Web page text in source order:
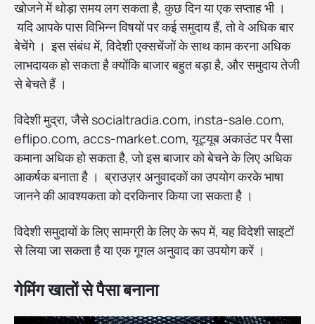
खोजने में थोड़ा समय लग सकता है, कुछ दिन या एक सप्ताह भी ।
यदि आपके पास विभिन्न विषयों पर कई समुदाय हैं, तो वे अधिक बार
बेचेंगे । इस संबंध में, विदेशी एक्सचेंजों के साथ काम करना अधिक
लाभदायक हो सकता है क्योंकि बाजार बहुत बड़ा है, और समुदाय तेजी
से बेचते हैं ।
विदेशी मुद्रा, जैसे socialtradia.com, insta-sale.com,
eflipo.com, accs-market.com, यूट्यूब अकाउंट पर पैसा
कमाना अधिक हो सकता है, जो इस बाजार को बेचने के लिए अधिक
आकर्षक बनाता है । ब्राउज़र अनुवादकों का उपयोग करके भाषा
जानने की आवश्यकता को दरकिनार किया जा सकता है ।
विदेशी समुदायों के लिए सामग्री के लिए के रूप में, यह विदेशी साइटों
से लिया जा सकता है या एक गूगल अनुवाद का उपयोग करें ।
गेमिंग खातों से पैसा बनाना